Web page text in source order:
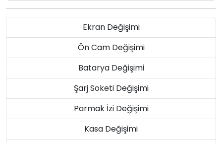
Ekran Değişimi
Ön Cam Değişimi
Batarya Değişimi
Şarj Soketi Değişimi
Parmak İzi Değişimi
Kasa Değişimi